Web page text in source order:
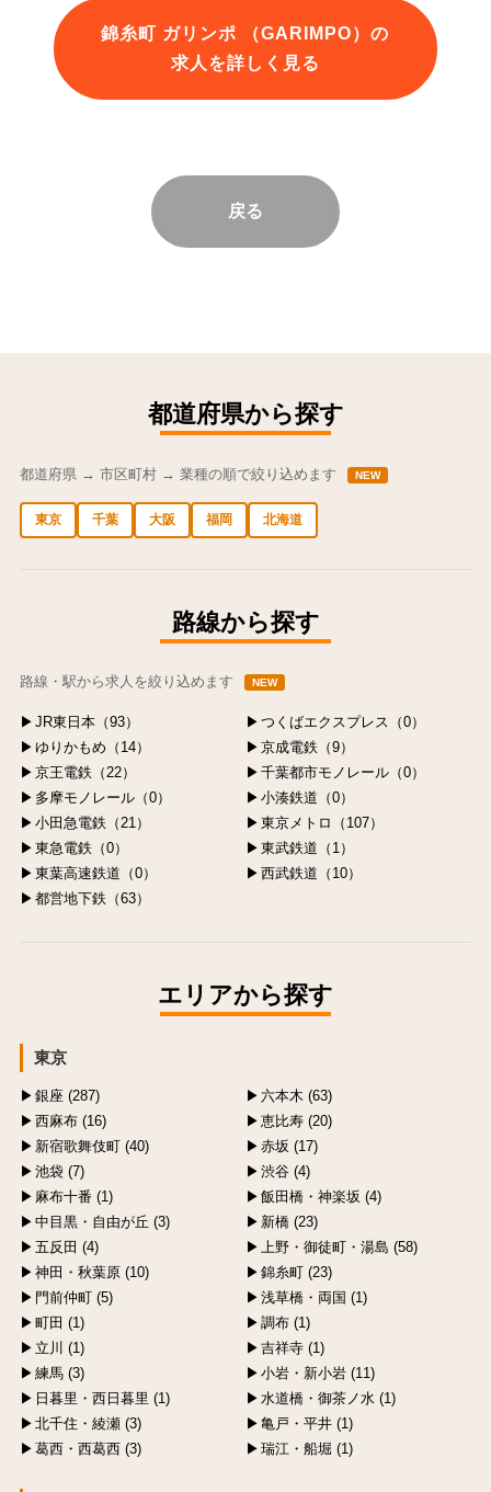
錦糸町 ガリンポ （GARIMPO）の
求人を詳しく見る
戻る
都道府県から探す
都道府県 → 市区町村 → 業種の順で絞り込めます NEW
東京 千葉 大阪 福岡 北海道
路線から探す
路線・駅から求人を絞り込めます NEW
JR東日本（93）
つくばエクスプレス（0）
ゆりかもめ（14）
京成電鉄（9）
京王電鉄（22）
千葉都市モノレール（0）
多摩モノレール（0）
小湊鉄道（0）
小田急電鉄（21）
東京メトロ（107）
東急電鉄（0）
東武鉄道（1）
東葉高速鉄道（0）
西武鉄道（10）
都営地下鉄（63）
エリアから探す
東京
銀座 (287)
六本木 (63)
西麻布 (16)
恵比寿 (20)
新宿歌舞伎町 (40)
赤坂 (17)
池袋 (7)
渋谷 (4)
麻布十番 (1)
飯田橋・神楽坂 (4)
中目黒・自由が丘 (3)
新橋 (23)
五反田 (4)
上野・御徒町・湯島 (58)
神田・秋葉原 (10)
錦糸町 (23)
門前仲町 (5)
浅草橋・両国 (1)
町田 (1)
調布 (1)
立川 (1)
吉祥寺 (1)
練馬 (3)
小岩・新小岩 (11)
日暮里・西日暮里 (1)
水道橋・御茶ノ水 (1)
北千住・綾瀬 (3)
亀戸・平井 (1)
葛西・西葛西 (3)
瑞江・船堀 (1)